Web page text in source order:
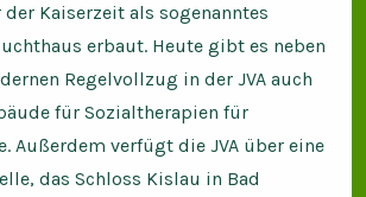
der Kaiserzeit als sogenanntes
erbaut. Heute gibt es neben
Regelvollzug in der JVA auch
für Sozialtherapien für
Außerdem verfügt die JVA über eine
das Schloss Kislau in Bad